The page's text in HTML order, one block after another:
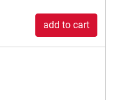
add to cart